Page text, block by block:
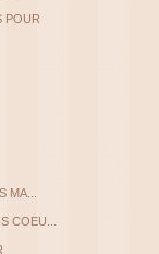
POUR
MA...
COEU...